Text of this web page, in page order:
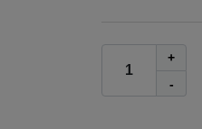
+
-